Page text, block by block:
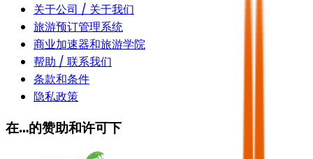
关于公司 / 关于我们
旅游预订管理系统
商业加速器和旅游学院
帮助 / 联系我们
条款和条件
隐私政策
在…的赞助和许可下